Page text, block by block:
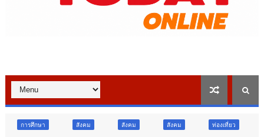
สังคม ท่องเที่ยว ท่องเที่ยว